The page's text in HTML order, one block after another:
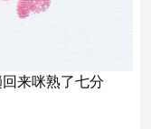
来咪熟了七分